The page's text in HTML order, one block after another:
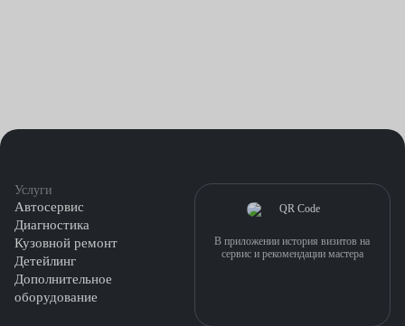
Услуги
Автосервис
Диагностика
Кузовной ремонт
Детейлинг
Дополнительное
оборудование
В приложении история визитов на
сервис и рекомендации мастера